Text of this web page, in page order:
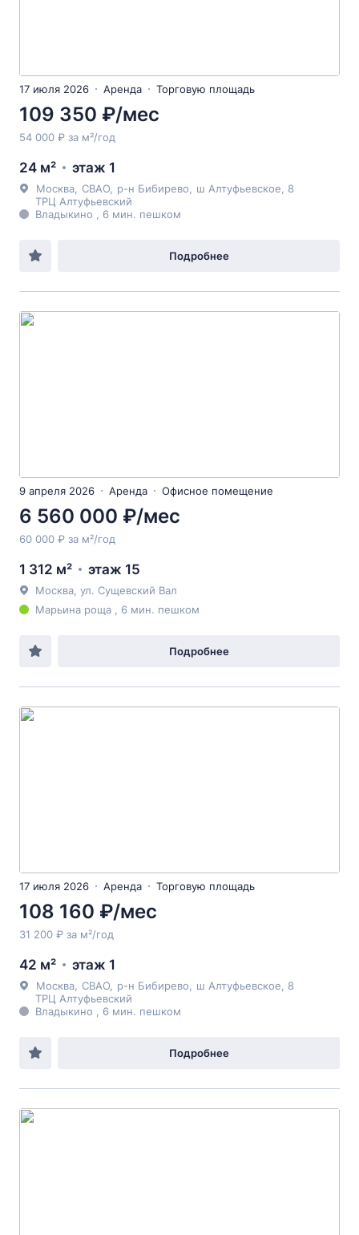
17 июля 2026 Аренда Торговую площадь
109 350 ₽/мес
54 000 ₽ за м²/год
24 м² этаж 1
Москва СВАО р-н Бибирево ш Алтуфьевское , 8
ТРЦ Алтуфьевский
Владыкино , 6 мин. пешком
Подробнее
9 апреля 2026 Аренда Офисное помещение
6 560 000 ₽/мес
60 000 ₽ за м²/год
1 312 м² этаж 15
Москва, ул. Сущевский Вал
Марьина роща , 6 мин. пешком
Подробнее
17 июля 2026 Аренда Торговую площадь
108 160 ₽/мес
31 200 ₽ за м²/год
42 м² этаж 1
Москва СВАО р-н Бибирево ш Алтуфьевское , 8
ТРЦ Алтуфьевский
Владыкино , 6 мин. пешком
Подробнее